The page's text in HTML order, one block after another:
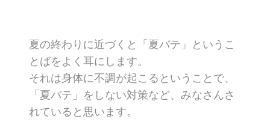
夏の終わりに近づくと「夏バテ」というこ
とばをよく耳にします。
それは身体に不調が起こるということで、
「夏バテ」をしない対策など、みなさんさ
れていると思います。